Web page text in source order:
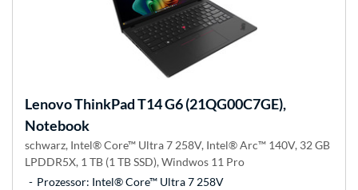
LenovoThinkPad T14 G6 (21QG00C7GE),
Notebook
schwarz, Intel® Core™ Ultra 7 258V, Intel® Arc™ 140V, 32 GB
LPDDR5X, 1 TB (1 TB SSD), Windwos 11 Pro
Prozessor: Intel® Core™ Ultra 7 258V